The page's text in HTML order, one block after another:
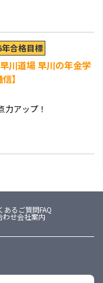
合格目標
川道場 早川の年金学
】
力アップ！
あるご質問FAQ
わせ会社案内